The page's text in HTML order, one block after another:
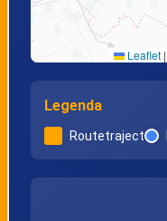
Leaflet |
Legenda
Routetraject